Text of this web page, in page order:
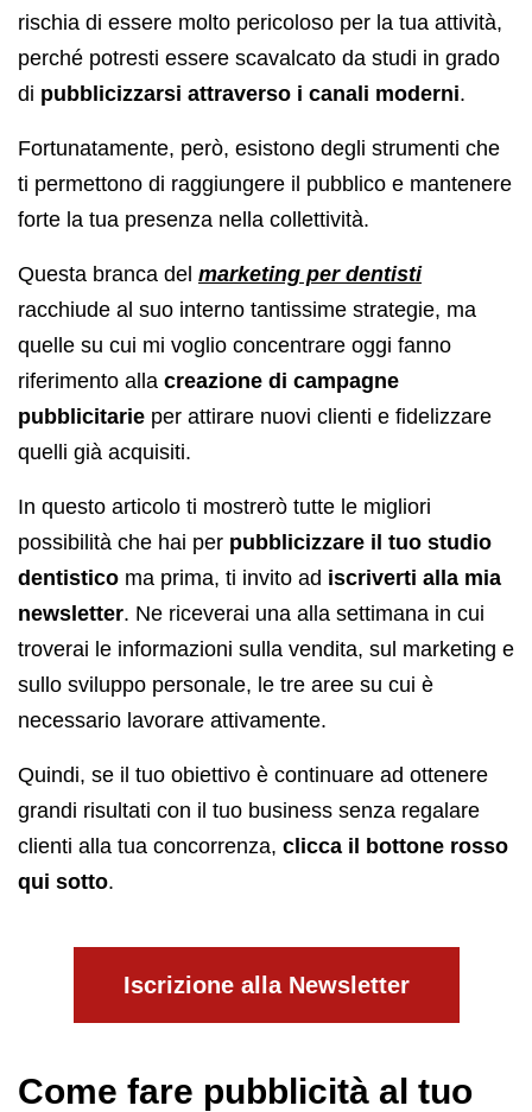
rischia di essere molto pericoloso per la tua attività,
perché potresti essere scavalcato da studi in grado
di pubblicizzarsi attraverso i canali moderni.
Fortunatamente, però, esistono degli strumenti che
ti permettono di raggiungere il pubblico e mantenere
forte la tua presenza nella collettività.
Questa branca del marketing per dentisti
racchiude al suo interno tantissime strategie, ma
quelle su cui mi voglio concentrare oggi fanno
riferimento alla creazione di campagne
pubblicitarie per attirare nuovi clienti e fidelizzare
quelli già acquisiti.
In questo articolo ti mostrerò tutte le migliori
possibilità che hai per pubblicizzare il tuo studio
dentistico ma prima, ti invito ad iscriverti alla mia
newsletter. Ne riceverai una alla settimana in cui
troverai le informazioni sulla vendita, sul marketing e
sullo sviluppo personale, le tre aree su cui è
necessario lavorare attivamente.
Quindi, se il tuo obiettivo è continuare ad ottenere
grandi risultati con il tuo business senza regalare
clienti alla tua concorrenza, clicca il bottone rosso
qui sotto.
Iscrizione alla Newsletter
Come fare pubblicità al tuo